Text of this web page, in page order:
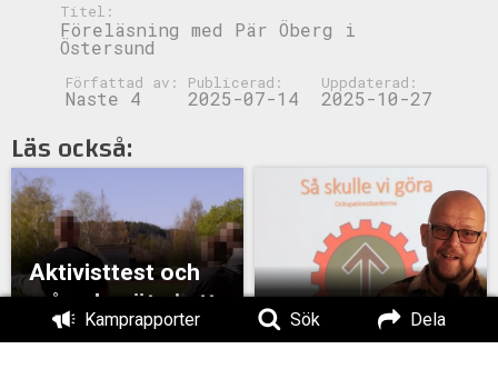
Kamprapporter Sök Dela
Titel:
Föreläsning med Pär Öberg i
Östersund
Författad av:
Naste 4
Publicerad:
2025-07-14
Uppdaterad:
2025-10-27
Läs också:
Aktivisttest och
månadsmöte i ett
soligt Östersund
Pär Öberg föreläste
för nationella i Borås